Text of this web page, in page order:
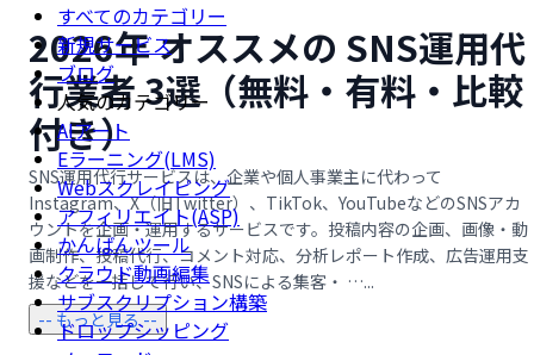
すべてのカテゴリー
新規サービス
ブログ
人気のカテゴリー
AIアート
Eラーニング(LMS)
Webスクレイピング
アフィリエイト(ASP)
かんばんツール
クラウド動画編集
サブスクリプション構築
ドロップシッピング
2026年 オススメの SNS運用代
行業者 3選（無料・有料・比較
付き）
SNS運用代行サービスは、企業や個人事業主に代わって
Instagram、X（旧Twitter）、TikTok、YouTubeなどのSNSアカ
ウントを企画・運用するサービスです。投稿内容の企画、画像・動
画制作、投稿代行、コメント対応、分析レポート作成、広告運用支
援などを一括して行い、SNSによる集客・ …...
-- もっと見る --